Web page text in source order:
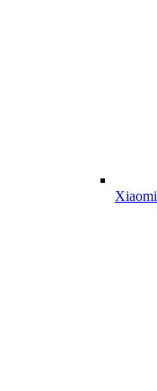
Xiaomi